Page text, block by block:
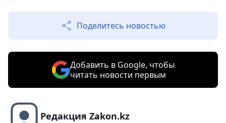
Поделитесь новостью
Добавить в Google, чтобы
читать новости первым
Редакция Zakon.kz